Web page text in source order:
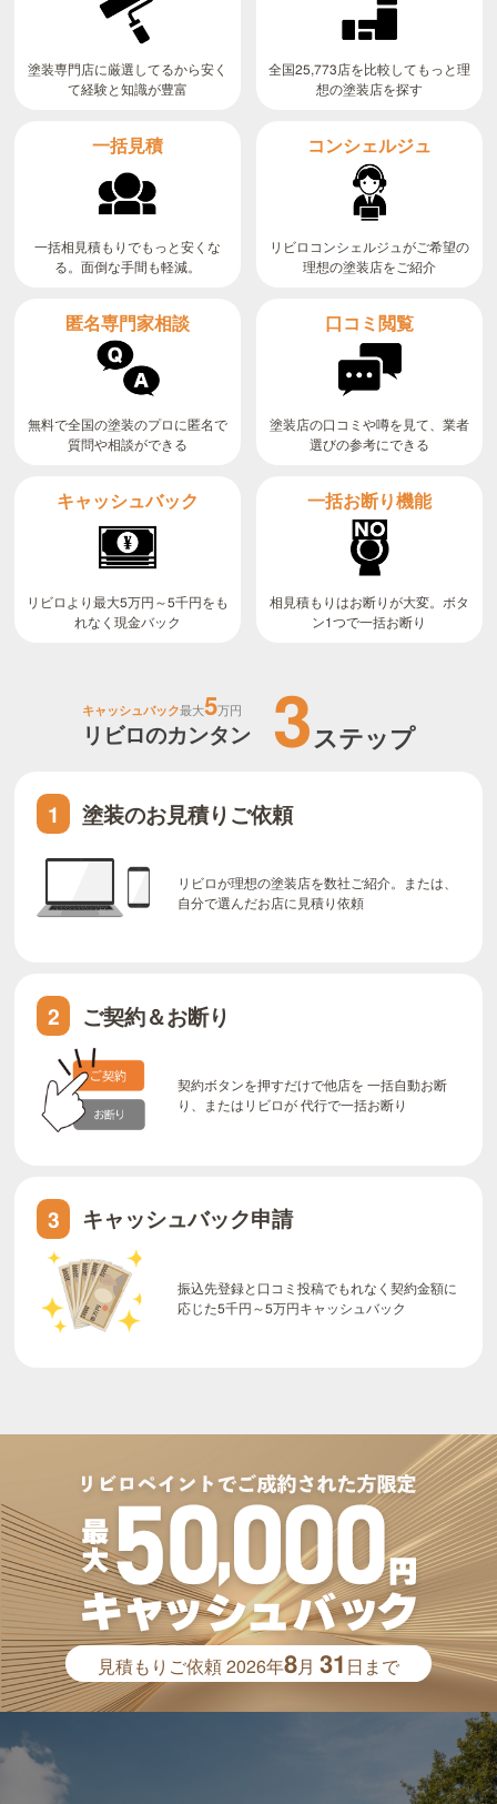
塗装専門店に厳選してるから安く
て経験と知識が豊富
全国25,773店を比較してもっと理
想の塗装店を探す
一括見積
一括相見積もりでもっと安くな
る。面倒な手間も軽減。
コンシェルジュ
リビロコンシェルジュがご希望の
理想の塗装店をご紹介
匿名専門家相談
無料で全国の塗装のプロに匿名で
質問や相談ができる
口コミ閲覧
塗装店の口コミや噂を見て、業者
選びの参考にできる
キャッシュバック
リビロより最大5万円～5千円をも
れなく現金バック
一括お断り機能
相見積もりはお断りが大変。ボタ
ン1つで一括お断り
キャッシュバック最大5万円
リビロのカンタン 3ステップ
1 塗装のお見積りご依頼
リビロが理想の塗装店を数社ご紹介。または、
自分で選んだお店に見積り依頼
2 ご契約＆お断り
契約ボタンを押すだけで他店を 一括自動お断
り、またはリビロが 代行で一括お断り
3 キャッシュバック申請
振込先登録と口コミ投稿でもれなく契約金額に
応じた5千円～5万円キャッシュバック
見積もりご依頼2026年8月31 日まで